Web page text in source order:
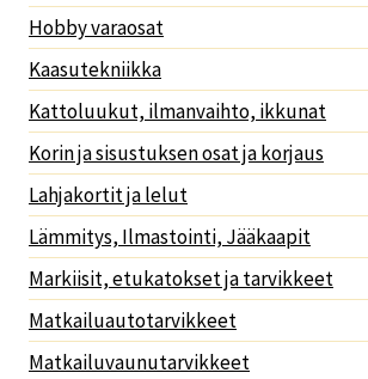
Hobby varaosat
Kaasutekniikka
Kattoluukut, ilmanvaihto, ikkunat
Korin ja sisustuksen osat ja korjaus
Lahjakortit ja lelut
Lämmitys, Ilmastointi, Jääkaapit
Markiisit, etukatokset ja tarvikkeet
Matkailuautotarvikkeet
Matkailuvaunutarvikkeet